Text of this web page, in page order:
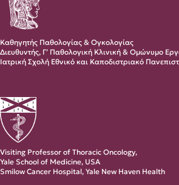
Καθηγητής Παθολογίας & Ογκολογίας
Διευθυντής, Γ’ Παθολογική Κλινική & Ομώνυμο
Ιατρική Σχολή Εθνικό και Καποδιστριακό
Visiting Professor of Thoracic Oncology,
Yale School of Medicine, USA
Smilow Cancer Hospital, Yale New Haven Health